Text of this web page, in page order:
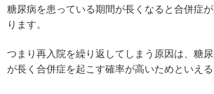
糖尿病を患っている期間が長くなると合併症
ります。
つまり再入院を繰り返してしまう原因は、糖
が長く合併症を起こす確率が高いためといえる